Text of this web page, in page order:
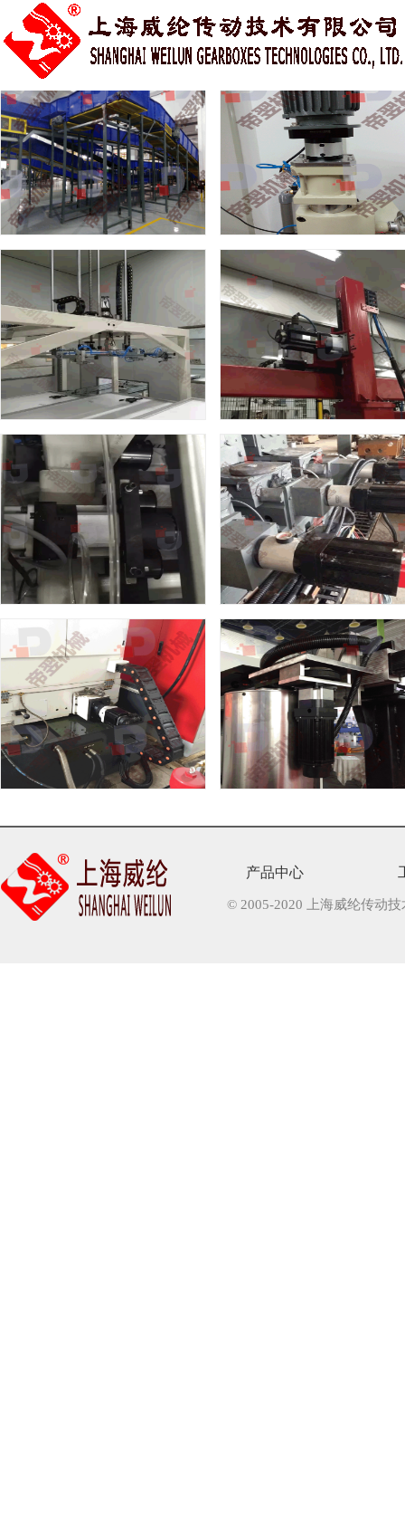
您当前的位置：首页>工程案例
产品中心
© 2005-2020 上海威纶传动